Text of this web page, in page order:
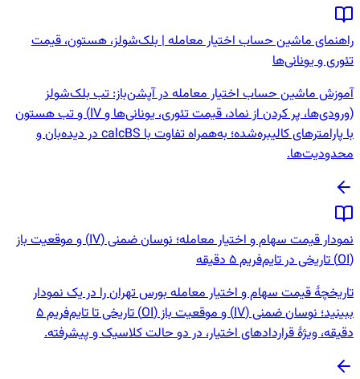
راهنمای ماشین حساب اختیار معامله | بلک‌شولز، هستون، قیمت
تئوری و یونانی‌ها
آموزش ماشین حساب اختیار معامله در آپشن‌باز: تب بلک‌شولز
(ورودی‌ها، پر کردن از نماد، قیمت تئوری، یونانی‌ها و IV) و تب هستون
با پارامترهای کالیبره‌شده؛ به‌همراه تفاوت با calcBS در دیده‌بان و
محدودیت‌ها.
نمودار قیمت سهام و اختیار معامله؛ نوسان ضمنی (IV) و موقعیت باز
(OI) تاریخی در تایم‌فریم 5 دقیقه
تاریخچهٔ قیمت سهام و اختیار معامله بورس تهران را در یک نمودار
ببینید؛ نوسان ضمنی (IV) و موقعیت باز (OI) تاریخی تا تایم‌فریم 5
دقیقه، ویژهٔ قراردادهای اختیار، در دو حالت کلاسیک و پیشرفته.